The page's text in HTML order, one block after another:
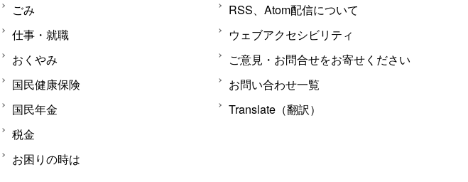
ごみ
仕事・就職
おくやみ
国民健康保険
国民年金
税金
お困りの時は
RSS、Atom配信について
ウェブアクセシビリティ
ご意見・お問合せをお寄せください
お問い合わせ一覧
Translate（翻訳）